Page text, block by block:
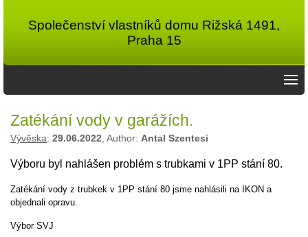
Společenství vlastníků domu Rižská 1491,
Praha 15
Zatékání vody v garážích.
Vývěska: 29.06.2022, Author: Antal Szentesi
Výboru byl nahlášen problém s trubkami v 1PP stání 80.
Zatékání vody z trubkek v 1PP stání 80 jsme nahlásili na IKON a
objednali opravu.
Výbor SVJ